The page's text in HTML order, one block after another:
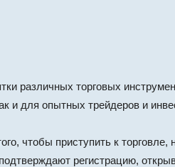
различных торговых
и для опытных трейдеров и
чтобы приступить к торговле,
регистрацию,